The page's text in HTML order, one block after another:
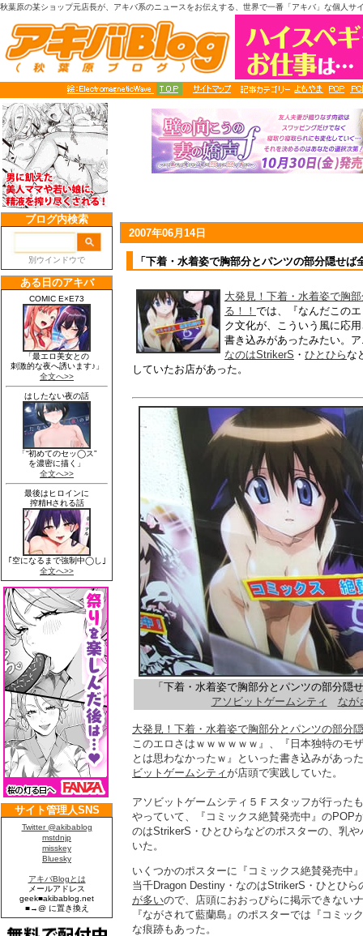
秋葉原の某ショップ元店長が、アキバ系のニュースをお伝えする、世界で一番「アキバ」な個人サ
2007年06月14日
「下着・水着姿で胸部分とパンツの部分隠せ
大発見！下着・水着姿で胸
る！！ では、『なんだこの
ク文化が、こういう風に応
書き込みがあったみたい。
なのはStrikerS ・ ひとひらな
していたお店があった。
「下着・水着姿で胸部分とパンツの部分
アソビットゲームシティ
なが
大発見！下着・水着姿で胸部分とパンツの部分
このエロさはｗｗｗｗｗｗ』、『日本独特のモ
とは思わなかったｗ』といった書き込みがあっ
ビットゲームシティが店頭で実践していた。
アソビットゲームシティ５Ｆスタッフが行った
やっていて、『コミックス絶賛発売中』のPOP
のはStrikerS・ひとひらなどのポスターの、乳
いた。
いくつかのポスターに『コミックス絶賛発売中
当千Dragon Destiny・なのはStrikerS・ひとひ
が多いので、店頭におおっぴらに掲示できない
『ながされて藍蘭島』のポスターでは『コミッ
な痕跡もあった。